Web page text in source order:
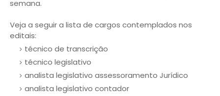
semana.
Veja a seguir a lista de cargos contemplados nos
editais:
técnico de transcrição
técnico legislativo
analista legislativo assessoramento Jurídico
analista legislativo contador